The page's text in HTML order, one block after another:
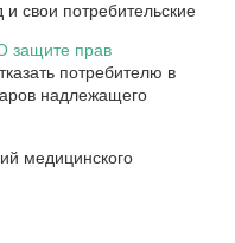
свои потребительские
защите прав
потребителю в
надлежащего
медицинского